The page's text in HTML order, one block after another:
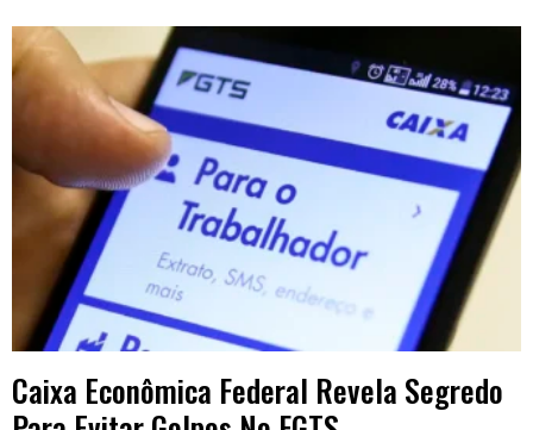
Caixa Econômica Federal Revela Segredo